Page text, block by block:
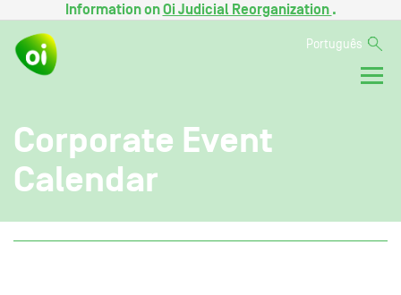
Information onOi Judicial Reorganization .
Português
Corporate Event
Calendar